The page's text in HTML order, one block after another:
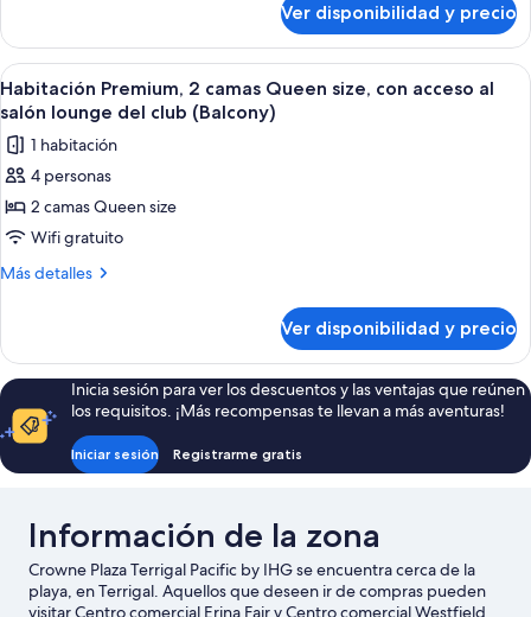
size,
con
acceso
al
salón
lounge
del
club
(Balcony)
Premium,
cama
King
con
acceso
salón
lounge
club
Ver disponibilidad y precio
Ver
todas
las
fotos
de
Habitación
Premium,
2
size,
con
acceso
al
salón
club
(Balcony)
Un hotel con piscina, zona de estar
6
Habitación Premium, 2 camas Queen size, con acceso al
salón lounge del club (Balcony)
1 habitación
4 personas
2 camas Queen size
Wifi gratuito
Más detalles
Más
Premium,
2
camas
Queen
size,
con
salón
lounge
club
Ver disponibilidad y precio
Inicia sesión para ver los descuentos y las ventajas que reúnen
los requisitos. ¡Más recompensas te llevan a más aventuras!
Iniciar sesión Registrarme gratis
Información de la zona
Crowne Plaza Terrigal Pacific by IHG se encuentra cerca de la
playa, en Terrigal. Aquellos que deseen ir de compras pueden
visitar Centro comercial Erina Fair y Centro comercial Westfield